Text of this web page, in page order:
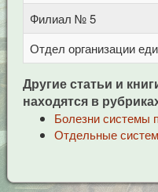
Филиал № 5
Отдел организации
Другие статьи и
находятся в
Болезни системы
Отдельные